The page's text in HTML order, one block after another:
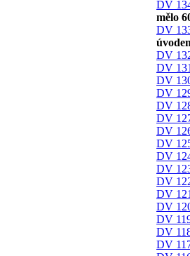
DV
mělo
DV
DV
DV
DV
DV
DV
DV
DV
DV
DV
DV
DV
DV
DV
DV
DV
DV